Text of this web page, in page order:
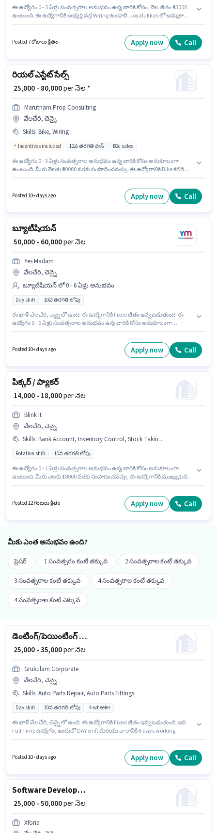
ఈ ఉద్యోగం 0 - 5 ఏళ్లు సంవత్సరాల అనుభవం ఉన్న వారికి కోసం, నెల జీతం ₹43000
ఉంటుంది. ఈ ఉద్యోగానికి అభ్యర్థి వద్ద Wiring ఉండాలి. Joyalukkas లో అమ్మకాలు /
Meal, Insurance, PF, Medical Benefits లు ఉద్యోగ స్థాయి మరియు కంపెనీ
Posted 7 రోజులు క్రితం Apply now Call
రియల్ ఎస్టేట్ సేల్స్
₹ 25,000 - 80,000per నెల *
Marutham Prop Consulting
వేలచేరి, చెన్నై
Skills: Bike, Wiring
Incentives included 12వ తరగతి పాస్ B2c sales
ఈ ఉద్యోగం 0 - 3 ఏళ్లు సంవత్సరాల అనుభవం ఉన్న వారికి కోసం అనుకూలంగా
ఉంటుంది. మీరు నెలకు ₹80000 వరకు సంపాదించవచ్చు. ఈ ఉద్యోగానికి Bike కలిగి
నైపుణ్యాలు ఉండాలి. Marutham Prop Consulting లో ఫీల్డ్ అమ్మకాలు విభాగంలో
రియల్ ఎస్టేట్ సేల్స్ గా చేరండి. ఈ ఉద్యోగానికి Fixed + Incentives జీతం
Posted 10+ days ago Apply now Call
బ్యూటీషియన్
₹ 50,000 - 60,000per నెల
Yes Madam
వేలచేరి, చెన్నై
బ్యూటీషియన్ లో 0 - 6 ఏళ్లు అనుభవం
Day shift 10వ తరగతి లోపు
ఈ ఖాళీ వేలచేరి, చెన్నై లో ఉంది. ఈ ఉద్యోగానికి Fixed జీతం ఇవ్వబడుతుంది. ఈ
ఉద్యోగం 0 - 6 ఏళ్లు సంవత్సరాల అనుభవం ఉన్న వారికి కోసం అనుకూలంగా
తరగతి లోపు అర్హత ఉన్న అభ్యర్థులు ఈ ఉద్యోగానికి అప్లై చేసుకోవచ్చు. ఈ ఉద్యోగం
Full Time ప్రాతిపదికపై, DAY shift మరియు వారానికి 6 days working ఉన్నాయి.
Posted 10+ days ago Apply now Call
పిక్కర్ / ప్యాకర్
₹ 14,000 - 18,000per నెల
Blink It
వేలచేరి, చెన్నై
Skills: Bank Account, Inventory Control, Stock Taking, PAN Card, Order Processing, Freight Forwarding, Order Picking, Packaging and Sorting, Aadhar Card
Rotation shift 10వ తరగతి లోపు
ఈ ఉద్యోగం 0 - 1 ఏళ్లు సంవత్సరాల అనుభవం ఉన్న వారికి కోసం అనుకూలంగా
ఉంటుంది. మీరు నెలకు ₹18000 వరకు సంపాదించవచ్చు. ఈ ఉద్యోగానికి ముఖ్యమైన
పొందేందుకు అభ్యర్థికి Inventory Control, Order Picking, Order Processing,
Packaging and Sorting, Stock Taking, Freight Forwarding వంటి నైపుణ్యాలు
Posted 12 గంటలు క్రితం Apply now Call
మీకు ఎంత అనుభవం ఉంది?
ఫ్రెషర్ 1 సంవత్సరం కంటే తక్కువ 2 సంవత్సరాల కంటే తక్కువ
3 సంవత్సరాల కంటే తక్కువ 4 సంవత్సరాల కంటే తక్కువ
4 సంవత్సరాల కంటే ఎక్కువ
డెంటింగ్/పెయింటింగ్ మెకానిక్
₹ 25,000 - 35,000per నెల
Grukulam Corporate
వేలచేరి, చెన్నై
Skills: Auto Parts Repair, Auto Parts Fittings
Day shift 10వ తరగతి లోపు 4-wheeler
ఈ ఖాళీ వేలచేరి, చెన్నై లో ఉంది. ఈ ఉద్యోగానికి Fixed జీతం ఇవ్వబడుతుంది. ఇది
Full Time ఉద్యోగం, ఇందులో DAY shift మరియు వారానికి 6 days working
నెలకు ₹35000 వరకు సంపాదించవచ్చు. ఈ ఉద్యోగానికి అభ్యర్థి వద్ద Auto Parts
Posted 10+ days ago Apply now Call
Software Developer / Application Developer
₹ 25,000 - 50,000per నెల
Xforia